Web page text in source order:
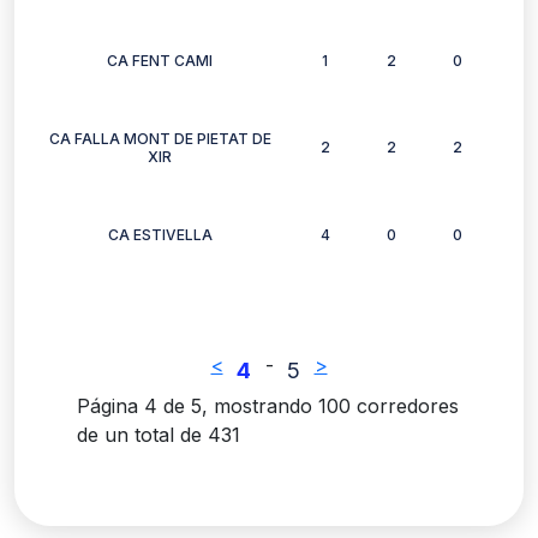
CA FENT CAMI 1 2 0
CA FALLA MONT DE PIETAT DE
XIR
2 2 2
CA ESTIVELLA 4 0 0
< 4 - 5
>
Página 4 de 5, mostrando 100 corredores
de un total de 431